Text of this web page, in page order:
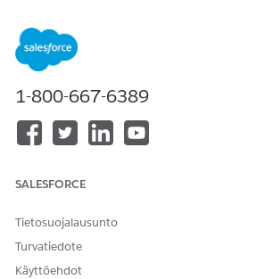
Käytettävissä: Lightning Experiencessa
Käytettävissä:
Developer Edition -versioissa Financial
yhtenäistetyllä katalogilla.
Ota useat valuutat käyttöön
1-800-667-6389
SALESFORCE
Tietosuojalausunto
Turvatiedote
Käyttöehdot